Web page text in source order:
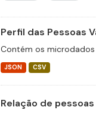
Perfil das Pessoas
Contém os
JSON CSV
Relação de